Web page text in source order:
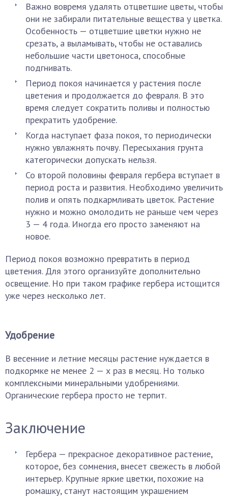
Важно вовремя удалять отцветшие цветы, чтобы
они не забирали питательные вещества у цветка.
Особенность — отцветшие цветки нужно не
срезать, а выламывать, чтобы не оставались
небольшие части цветоноса, способные
подгнивать.
Период покоя начинается у растения после
цветения и продолжается до февраля. В это
время следует сократить поливы и полностью
прекратить удобрение.
Когда наступает фаза покоя, то периодически
нужно увлажнять почву. Пересыхания грунта
категорически допускать нельзя.
Со второй половины февраля гербера вступает в
период роста и развития. Необходимо увеличить
полив и опять подкармливать цветок. Растение
нужно и можно омолодить не раньше чем через
3 — 4 года. Иногда его просто заменяют на
новое.
Период покоя возможно превратить в период
цветения. Для этого организуйте дополнительно
освещение. Но при таком графике гербера истощится
уже через несколько лет.
Удобрение
В весенние и летние месяцы растение нуждается в
подкормке не менее 2 — х раз в месяц. Но только
комплексными минеральными удобрениями.
Органические гербера просто не терпит.
Заключение
Гербера — прекрасное декоративное растение,
которое, без сомнения, внесет свежесть в любой
интерьер. Крупные яркие цветки, похожие на
ромашку, станут настоящим украшением